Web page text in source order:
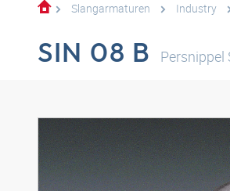
Slangarmaturen Industry
SIN 08 B Persnippel